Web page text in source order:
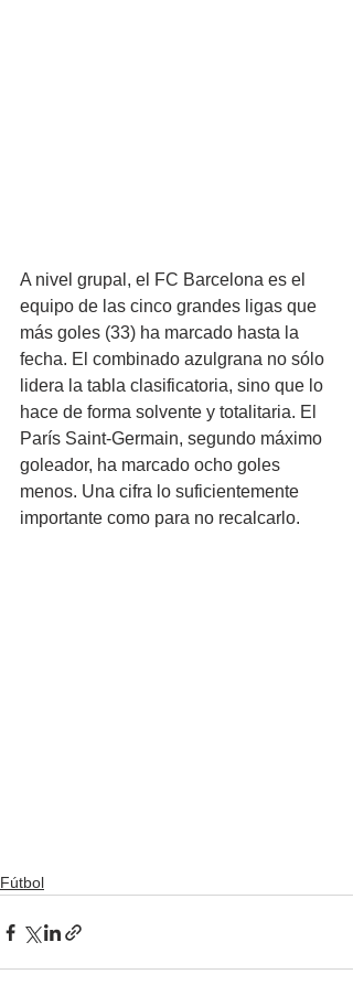
A nivel grupal, el FC Barcelona es el
equipo de las cinco grandes ligas que
más goles (33) ha marcado hasta la
fecha. El combinado azulgrana no sólo
lidera la tabla clasificatoria, sino que lo
hace de forma solvente y totalitaria. El
París Saint-Germain, segundo máximo
goleador, ha marcado ocho goles
menos. Una cifra lo suficientemente
importante como para no recalcarlo.
Fútbol